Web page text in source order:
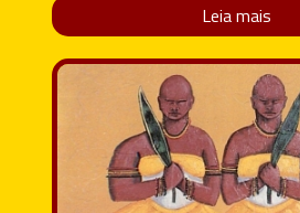
Leia mais